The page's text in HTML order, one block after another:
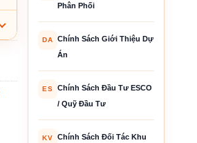
Phân Phối
DA
Chính Sách Giới Thiệu Dự
Án
ES
Chính Sách Đầu Tư ESCO
/ Quỹ Đầu Tư
KV
Chính Sách Đối Tác Khu